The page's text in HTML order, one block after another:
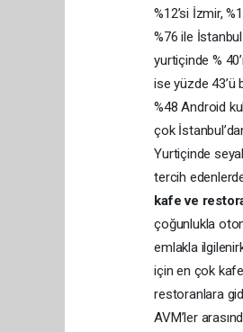
%12’si İzmir,
%76 ile
yurtiçinde %
ise yüzde 43’ü
%48 Android
çok
Yurtiçinde
tercih
kafe ve
çoğunlukla
emlakla
için en çok
restoranlara
AVM’ler